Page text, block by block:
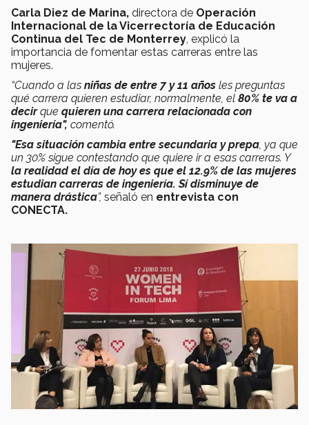
Carla Diez de Marina, directora de Operación
Internacional de la Vicerrectoría de Educación
Continua del Tec de Monterrey , explicó la
importancia de fomentar estas carreras entre las
mujeres.
“Cuando a las niñas de entre 7 y 11 años les preguntas
qué carrera quieren estudiar, normalmente, el 80% te va a
decirque quieren una carrera relacionada con
ingeniería", comentó.
"Esa situación cambia entre secundaria y prepa , ya que
un 30% sigue contestando que quiere ir a esas carreras. Y
la realidad el día de hoy es que el 12.9% de las mujeres
estudian carreras de ingeniería. Sí disminuye de
manera drástica”, señaló en entrevista con
CONECTA.